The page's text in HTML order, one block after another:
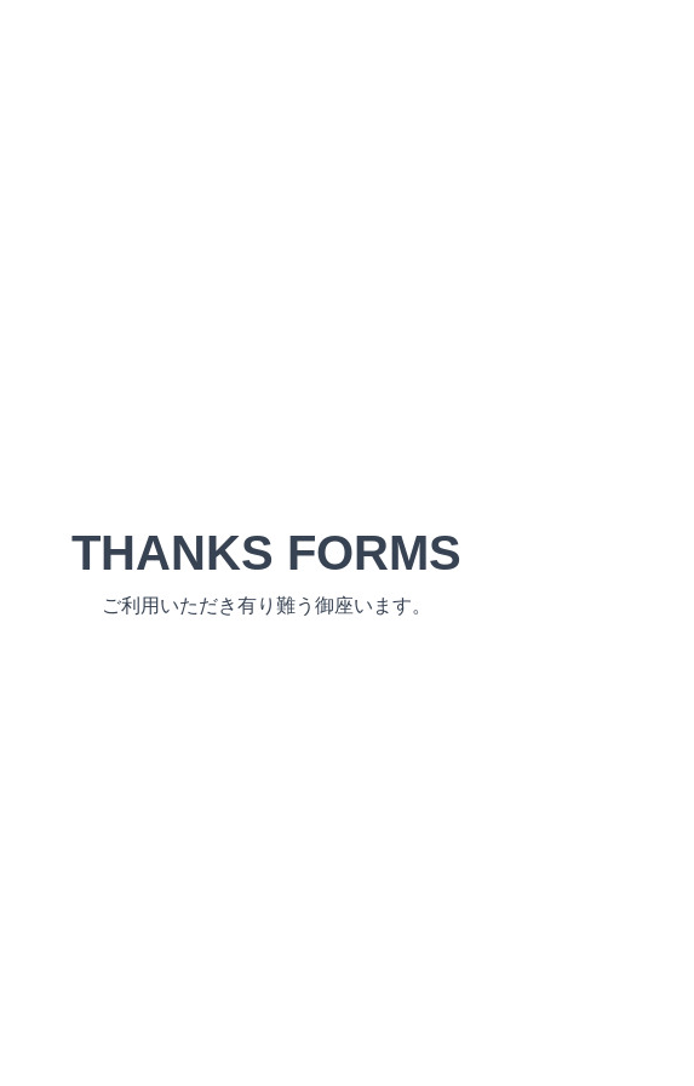
THANKS FORMS
ご利用いただき有り難う御座います。